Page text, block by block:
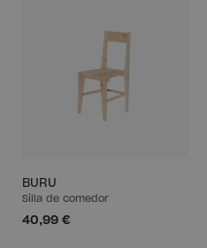
BURU
Silla de comedor
40,99 €